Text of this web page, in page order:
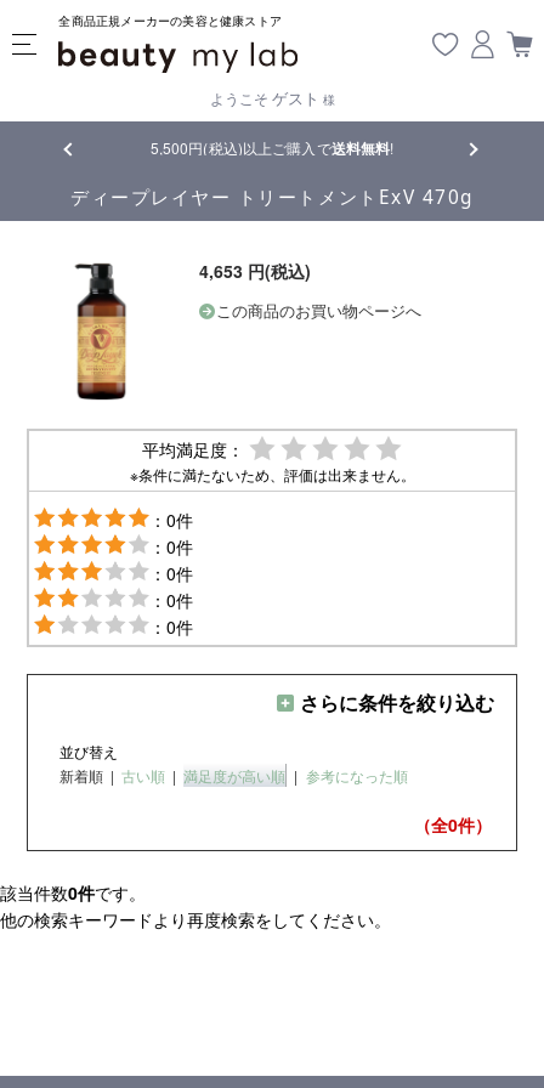
全商品正規メーカーの美容と健康ストア
ようこそ ゲスト 様
5,500円(税込)以上ご購入で送料無料! 【重要】
ディープレイヤー トリートメントExV 470g
4,653 円(税込)
この商品のお買い物ページへ
平均満足度：
※条件に満たないため、評価は出来ません。
：0件
：0件
：0件
：0件
：0件
さらに条件を絞り込む
並び替え
新着順 | 古い順 | 満足度が高い順 | 参考になった順
（全0件）
該当件数0件です。
他の検索キーワードより再度検索をしてください。